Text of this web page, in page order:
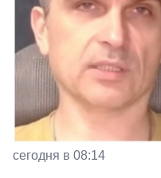
сегодня в 08:14